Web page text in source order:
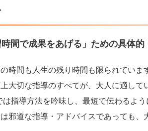
時間で成果をあげる」ための具体
時間も人生の残り時間も限られていま
大切な指導のすべてが、大人に適して
指導方法を吟味し、最短で伝わるよ
邪道な指導・アドバイスであっても、